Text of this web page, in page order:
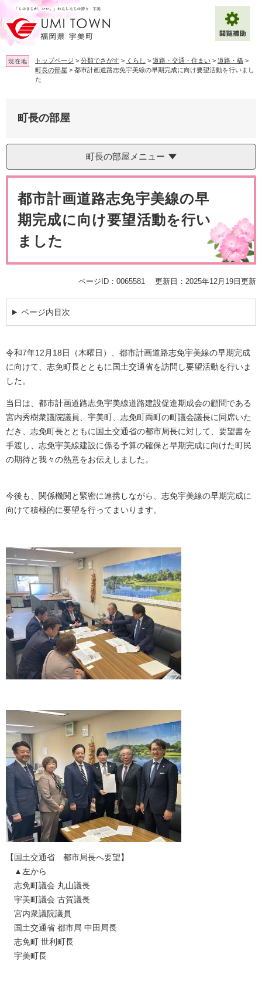
ー
ジ
の
先
頭
ニ
ュ
ー
を
飛
背景色変更
Multilingual（English・中文・한글）
現在地 トップページ > 分類でさがす > くらし > 道路・交通・住まい > 道路・橋 >
町長の部屋 > 都市計画道路志免宇美線の早期完成に向け要望活動を行いまし
た
町長の部屋
町長の部屋メニュー
都市計画道路志免宇美線の早
期完成に向け要望活動を行い
ました
ページID：0065581 更新日：2025年12月19日更新
ページ内目次
令和7年12月18日（木曜日）、都市計画道路志免宇美線の早期完成
に向けて、志免町長とともに国土交通省を訪問し要望活動を行いま
した。
当日は、都市計画道路志免宇美線道路建設促進期成会の顧問である
宮内秀樹衆議院議員、宇美町、志免町両町の町議会議長に同席いた
だき、志免町長とともに国土交通省の都市局長に対して、要望書を
手渡し、志免宇美線建設に係る予算の確保と早期完成に向けた町民
の期待と我々の熱意をお伝えしました。
今後も、関係機関と緊密に連携しながら、志免宇美線の早期完成に
向けて積極的に要望を行ってまいります。
【国土交通省 都市局長へ要望】
▲左から
志免町議会 丸山議長
宇美町議会 古賀議長
宮内衆議院議員
国土交通省 都市局 中田局長
志免町 世利町長
宇美町長